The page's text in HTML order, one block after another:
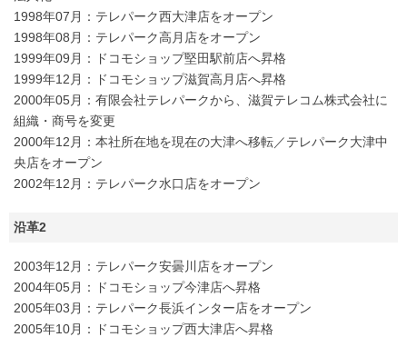
1998年07月：テレパーク西大津店をオープン
1998年08月：テレパーク高月店をオープン
1999年09月：ドコモショップ堅田駅前店へ昇格
1999年12月：ドコモショップ滋賀高月店へ昇格
2000年05月：有限会社テレパークから、滋賀テレコム株式会社に
組織・商号を変更
2000年12月：本社所在地を現在の大津へ移転／テレパーク大津中
央店をオープン
2002年12月：テレパーク水口店をオープン
沿革2
2003年12月：テレパーク安曇川店をオープン
2004年05月：ドコモショップ今津店へ昇格
2005年03月：テレパーク長浜インター店をオープン
2005年10月：ドコモショップ西大津店へ昇格